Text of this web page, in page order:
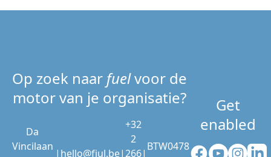
Op zoek naar fuelvoor de
motor van je organisatie?
Da
Vincilaan
| hello@fjul.be|
+32
2
266|
BTW0478
Get
enabled
Facebook
YouTube